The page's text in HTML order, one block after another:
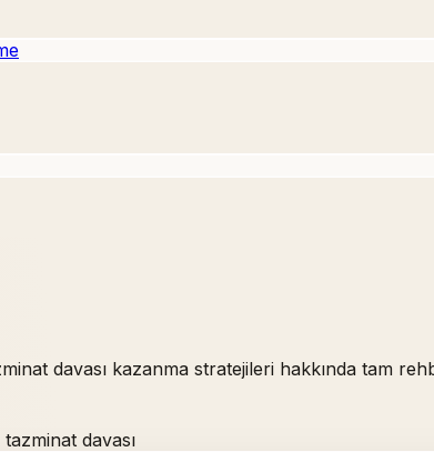
davası kazanma stratejileri hakkında tam
davası